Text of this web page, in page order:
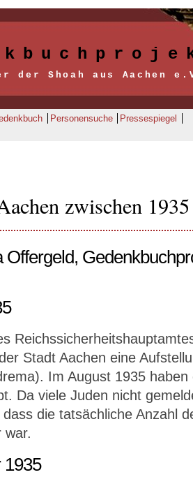
der Shoah aus Aachen
Personensuche Pressespiegel
zwischen
Offergeld,
Stadt Aachen eine
Im August 1935
Da viele Juden nicht
die tatsächliche Anzahl
war.
1935